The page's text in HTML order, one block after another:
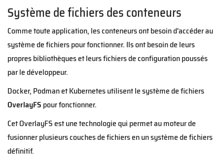
Système de fichiers des conteneurs
Comme toute application, les conteneurs ont besoin d'accéder au
système de fichiers pour fonctionner. Ils ont besoin de leurs
propres bibliothèques et leurs fichiers de configuration poussés
par le développeur.
Docker, Podman et Kubernetes utilisent le système de fichiers
OverlayFS pour fonctionner.
Cet OverlayFS est une technologie qui permet au moteur de
fusionner plusieurs couches de fichiers en un système de fichiers
définitif.